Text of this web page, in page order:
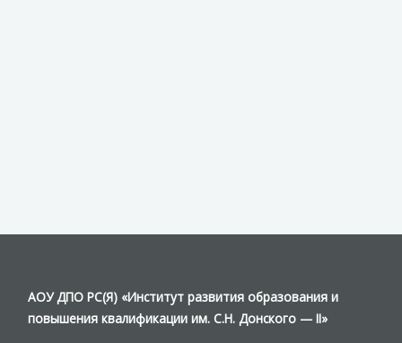
АОУ ДПО РС(Я) «Институт развития образования и
повышения квалификации им. С.Н. Донского — II»